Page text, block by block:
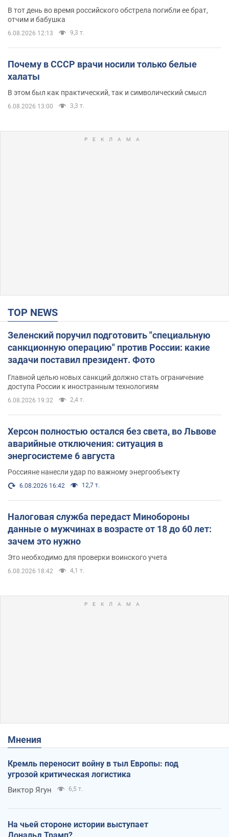
В тот день во время российского обстрела погибли ее брат,
отчим и бабушка
6.08.2026 12:13 9,3 т.
Почему в СССР врачи носили только белые
халаты
В этом был как практический, так и символический смысл
6.08.2026 13:00 3,3 т.
TOP NEWS
Зеленский поручил подготовить "специальную
санкционную операцию" против России: какие
задачи поставил президент. Фото
Главной целью новых санкций должно стать ограничение
доступа России к иностранным технологиям
6.08.2026 19:32 2,4 т.
Херсон полностью остался без света, во Львове
аварийные отключения: ситуация в
энергосистеме 6 августа
Россияне нанесли удар по важному энергообъекту
6.08.2026 16:42 12,7 т.
Налоговая служба передаст Минобороны
данные о мужчинах в возрасте от 18 до 60 лет:
зачем это нужно
Это необходимо для проверки воинского учета
6.08.2026 18:42 4,1 т.
Мнения
Кремль переносит войну в тыл Европы: под
угрозой критическая логистика
Виктор Ягун 6,5 т.
На чьей стороне истории выступает
Дональд Трамп?